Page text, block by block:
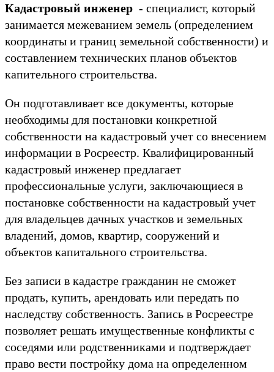
Кадастровый инженер - специалист, который
занимается межеванием земель (определением
координаты и границ земельной собственности) и
составлением технических планов объектов
капительного строительства.
Он подготавливает все документы, которые
необходимы для постановки конкретной
собственности на кадастровый учет со внесением
информации в Росреестр. Квалифицированный
кадастровый инженер предлагает
профессиональные услуги, заключающиеся в
постановке собственности на кадастровый учет
для владельцев дачных участков и земельных
владений, домов, квартир, сооружений и
объектов капитального строительства.
Без записи в кадастре гражданин не сможет
продать, купить, арендовать или передать по
наследству собственность. Запись в Росреестре
позволяет решать имущественные конфликты с
соседями или родственниками и подтверждает
право вести постройку дома на определенном